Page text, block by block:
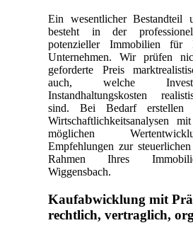
Ein wesentlicher Bestandteil
besteht in der
potenzieller Immobilien für
Unternehmen. Wir prüfen
geforderte Preis
auch, welche
Instandhaltungskosten
sind. Bei Bedarf erstellen
Wirtschaftlichkeitsanalysen
möglichen
Empfehlungen zur
Rahmen Ihres
Wiggensbach.
Kaufabwicklung mit
rechtlich, vertraglich,